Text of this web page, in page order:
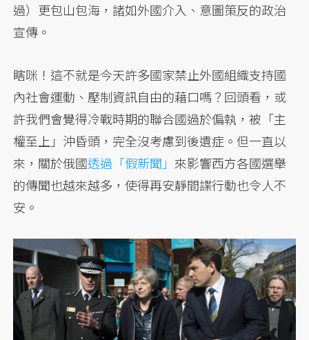
過）更包山包海，諸如外國介入、意圖策反的政治
宣傳。
瞎咪！這不就是今天許多國家禁止外國組織支持國
內社會運動、壓制資訊自由的藉口嗎？回頭看，或
許我們會覺得冷戰時期的聯合國過於偏執，被「主
權至上」沖昏頭，完全沒考慮到後遺症。但一直以
來，關於俄國透過「假新聞」 來影響西方各國選舉
的傳聞也越來越多，使得再安靜間諜行動也令人不
安。